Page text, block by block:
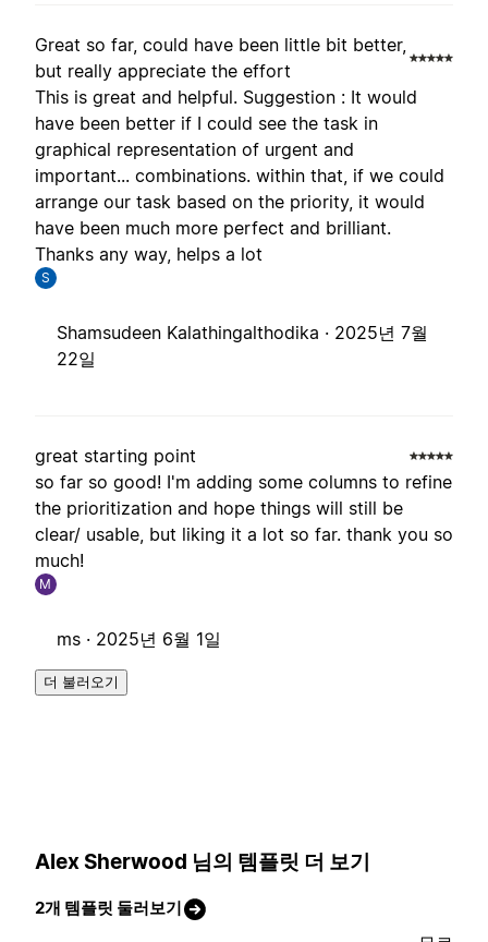
Great so far, could have been little bit better,
but really appreciate the effort
This is great and helpful. Suggestion : It would
have been better if I could see the task in
graphical representation of urgent and
important... combinations. within that, if we could
arrange our task based on the priority, it would
have been much more perfect and brilliant.
Thanks any way, helps a lot
S
Shamsudeen Kalathingalthodika · 2025년 7월
22일
great starting point
so far so good! I'm adding some columns to refine
the prioritization and hope things will still be
clear/ usable, but liking it a lot so far. thank you so
much!
M
ms · 2025년 6월 1일
더 불러오기
Alex Sherwood 님의 템플릿 더 보기
2개 템플릿 둘러보기